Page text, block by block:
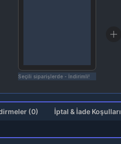
Seçili siparişlerde - İndirimli!
Değerlendirmeler (0) İptal & İade Koşulları